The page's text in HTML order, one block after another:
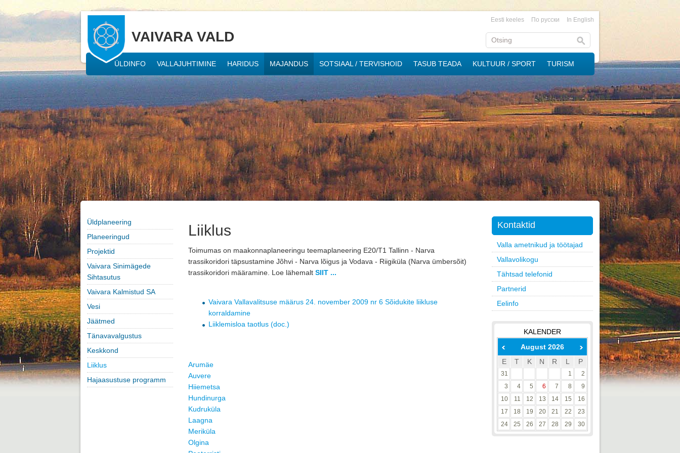
VAIVARA VALD
Eesti keeles По русски In English
ÜLDINFO VALLAJUHTIMINE HARIDUS MAJANDUS SOTSIAAL / TERVISHOID TASUB TEADA KULTUUR / SPORT TURISM
Üldplaneering
Planeeringud
Projektid
Vaivara Sinimägede
Sihtasutus
Vaivara Kalmistud SA
Vesi
Jäätmed
Tänavavalgustus
Keskkond
Liiklus
Hajaasustuse programm
Liiklus
Toimumas on maakonnaplaneeringu teemaplaneering E20/T1 Tallinn - Narva
trassikoridori täpsustamine Jõhvi - Narva lõigus ja Vodava - Riigiküla (Narva ümbersõit)
trassikoridori määramine. Loe lähemalt SIIT ...
Vaivara Vallavalitsuse määrus 24. november 2009 nr 6 Sõidukite liikluse
korraldamine
Liiklemisloa taotlus (doc.)
Arumäe
Auvere
Hiiemetsa
Hundinurga
Kudruküla
Laagna
Meriküla
Olgina
Kontaktid
Valla ametnikud ja töötajad
Vallavolikogu
Tähtsad telefonid
Partnerid
Eelinfo
KALENDER
August 2026
E
T K N R L P
31 1
2
3
4 5 6 7 8
9
10
11 12 13 14 15
16
17
18 19 20 21 22
23
24
25 26 27 28 29 30